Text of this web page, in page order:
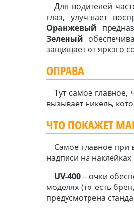
Для водителей
глаз, улучшает
Оранжевый
Зеленый
защищает от яркого
ОПРАВА
Тут самое
вызывает никель,
ЧТО ПОКАЖЕТ
Самое главное при
надписи на наклейках
UV-400– очки
моделях (то есть
предусмотрена